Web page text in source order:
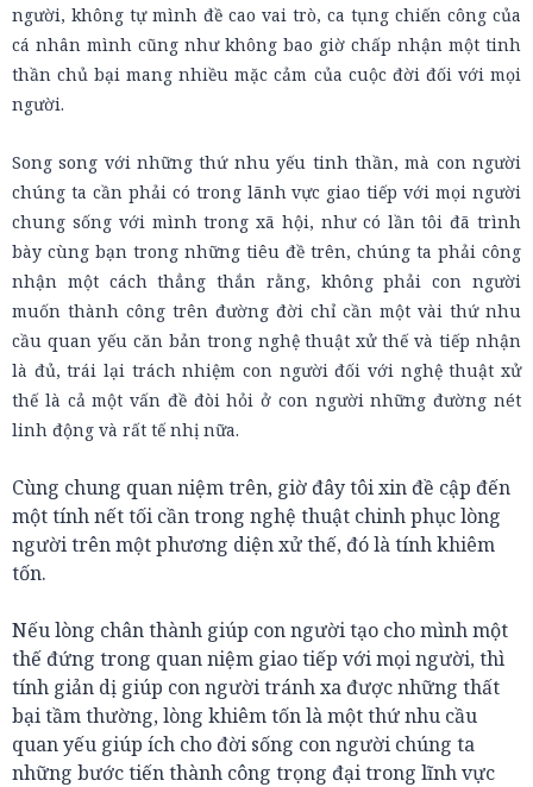
người, không tự mình đề cao vai trò, ca tụng chiến công của
cá nhân mình cũng như không bao giờ chấp nhận một tinh
thần chủ bại mang nhiều mặc cảm của cuộc đời đối với mọi
người.
Song song với những thứ nhu yếu tinh thần, mà con người
chúng ta cần phải có trong lãnh vực giao tiếp với mọi người
chung sống với mình trong xã hội, như có lần tôi đã trình
bày cùng bạn trong những tiêu đề trên, chúng ta phải công
nhận một cách thẳng thắn rằng, không phải con người
muốn thành công trên đường đời chỉ cần một vài thứ nhu
cầu quan yếu căn bản trong nghệ thuật xử thế và tiếp nhận
là đủ, trái lại trách nhiệm con người đối với nghệ thuật xử
thế là cả một vấn đề đòi hỏi ở con người những đường nét
linh động và rất tế nhị nữa.
Cùng chung quan niệm trên, giờ đây tôi xin đề cập đến
một tính nết tối cần trong nghệ thuật chinh phục lòng
người trên một phương diện xử thế, đó là tính khiêm
tốn.
Nếu lòng chân thành giúp con người tạo cho mình một
thế đứng trong quan niệm giao tiếp với mọi người, thì
tính giản dị giúp con người tránh xa được những thất
bại tầm thường, lòng khiêm tốn là một thứ nhu cầu
quan yếu giúp ích cho đời sống con người chúng ta
những bước tiến thành công trọng đại trong lĩnh vực